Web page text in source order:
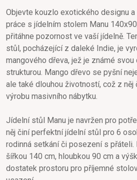
Objevte kouzlo exotického designu
práce s jídelním stolem Manu
přitáhne pozornost ve vaší jídelně.
stůl, pocházející z daleké Indie, je
mangového dřeva, jež je známé
strukturou. Mango dřevo se pyšní
ale také dlouhou životností, což z něj
výrobu masivního nábytku.
Jídelní stůl Manu je navržen pro
něj činí perfektní jídelní stůl pro 6
rodinná setkání či posezení s přáteli.
šířkou 140 cm, hloubkou 90 cm a
dostatek prostoru pro příjemné